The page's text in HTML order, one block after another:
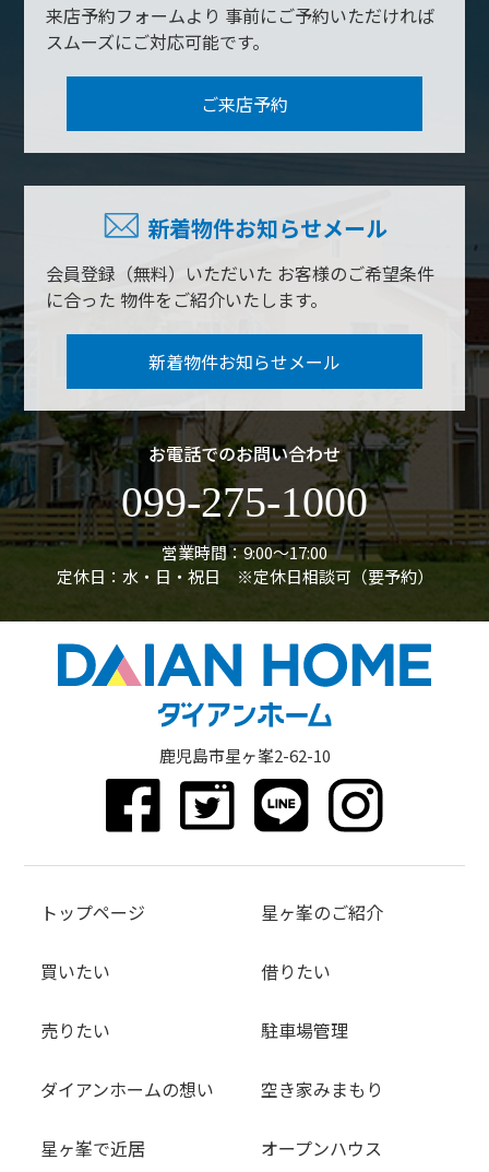
来店予約フォームより 事前にご予約いただければ
スムーズにご対応可能です。
ご来店予約
新着物件お知らせメール
会員登録（無料）いただいた お客様のご希望条件
に合った 物件をご紹介いたします。
新着物件お知らせメール
お電話でのお問い合わせ
099-275-1000
営業時間：9:00〜17:00
定休日：水・日・祝日 ※定休日相談可（要予約）
鹿児島市星ヶ峯2-62-10
トップページ 星ヶ峯のご紹介
買いたい 借りたい
売りたい 駐車場管理
ダイアンホームの想い 空き家みまもり
星ヶ峯で近居 オープンハウス